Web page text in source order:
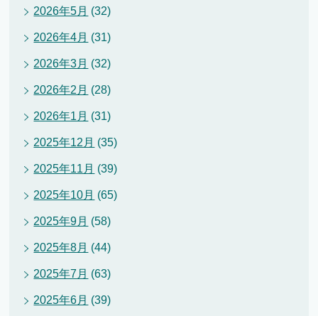
2026年5月 (32)
2026年4月 (31)
2026年3月 (32)
2026年2月 (28)
2026年1月 (31)
2025年12月 (35)
2025年11月 (39)
2025年10月 (65)
2025年9月 (58)
2025年8月 (44)
2025年7月 (63)
2025年6月 (39)